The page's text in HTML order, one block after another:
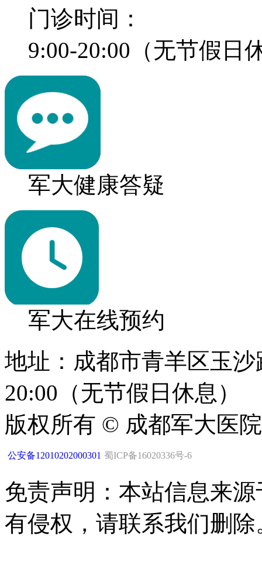
门诊时间：
9:00-20:00（无节假日
军大健康答疑
军大在线预约
地址：成都市青羊区玉
20:00（无节假日休息）
版权所有 © 成都军大医
公安备12010202000301 蜀ICP备16020336号-6
免责声明：本站信息来
有侵权，请联系我们删除